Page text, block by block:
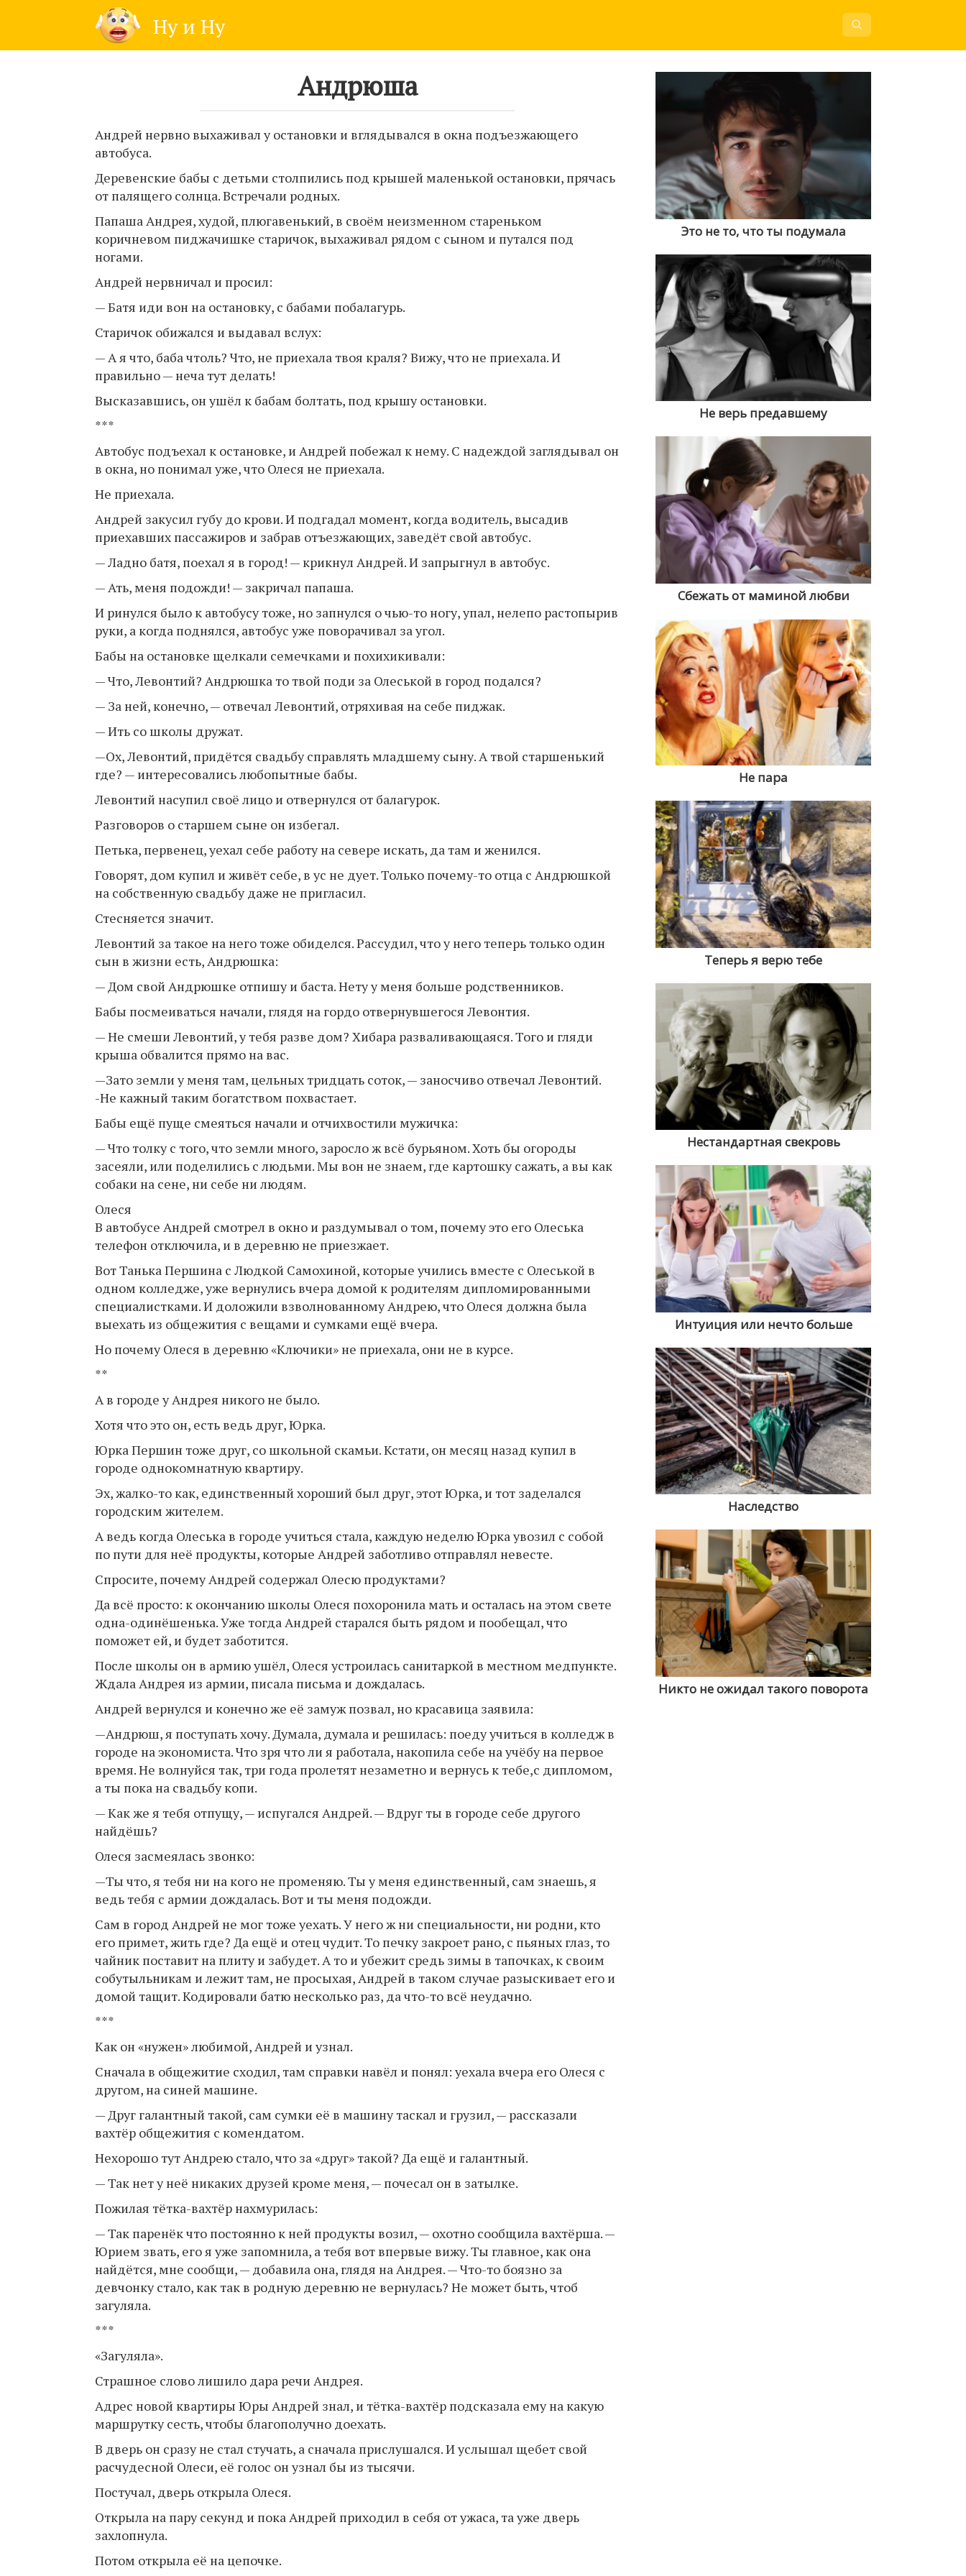
Ну и Ну
Андрюша
Андрей нервно выхаживал у остановки и вглядывался в окна подъезжающего
автобуса.
Деревенские бабы с детьми столпились под крышей маленькой остановки, прячась
от палящего солнца. Встречали родных.
Папаша Андрея, худой, плюгавенький, в своём неизменном стареньком
коричневом пиджачишке старичок, выхаживал рядом с сыном и путался под
ногами.
Андрей нервничал и просил:
— Батя иди вон на остановку, с бабами побалагурь.
Старичок обижался и выдавал вслух:
— А я что, баба чтоль? Что, не приехала твоя краля? Вижу, что не приехала. И
правильно — неча тут делать!
Высказавшись, он ушёл к бабам болтать, под крышу остановки.
***
Автобус подъехал к остановке, и Андрей побежал к нему. С надеждой заглядывал он
в окна, но понимал уже, что Олеся не приехала.
Не приехала.
Андрей закусил губу до крови. И подгадал момент, когда водитель, высадив
приехавших пассажиров и забрав отъезжающих, заведёт свой автобус.
— Ладно батя, поехал я в город! — крикнул Андрей. И запрыгнул в автобус.
— Ать, меня подожди! — закричал папаша.
И ринулся было к автобусу тоже, но запнулся о чью-то ногу, упал, нелепо растопырив
руки, а когда поднялся, автобус уже поворачивал за угол.
Бабы на остановке щелкали семечками и похихикивали:
— Что, Левонтий? Андрюшка то твой поди за Олеськой в город подался?
— За ней, конечно, — отвечал Левонтий, отряхивая на себе пиджак.
— Ить со школы дружат.
—Ох, Левонтий, придётся свадьбу справлять младшему сыну. А твой старшенький
где? — интересовались любопытные бабы.
Левонтий насупил своё лицо и отвернулся от балагурок.
Разговоров о старшем сыне он избегал.
Петька, первенец, уехал себе работу на севере искать, да там и женился.
Говорят, дом купил и живёт себе, в ус не дует. Только почему-то отца с Андрюшкой
на собственную свадьбу даже не пригласил.
Стесняется значит.
Левонтий за такое на него тоже обиделся. Рассудил, что у него теперь только один
сын в жизни есть, Андрюшка:
— Дом свой Андрюшке отпишу и баста. Нету у меня больше родственников.
Бабы посмеиваться начали, глядя на гордо отвернувшегося Левонтия.
— Не смеши Левонтий, у тебя разве дом? Хибара разваливающаяся. Того и гляди
крыша обвалится прямо на вас.
—Зато земли у меня там, цельных тридцать соток, — заносчиво отвечал Левонтий.
-Не кажный таким богатством похвастает.
Бабы ещё пуще смеяться начали и отчихвостили мужичка:
— Что толку с того, что земли много, заросло ж всё бурьяном. Хоть бы огороды
засеяли, или поделились с людьми. Мы вон не знаем, где картошку сажать, а вы как
собаки на сене, ни себе ни людям.
Олеся
В автобусе Андрей смотрел в окно и раздумывал о том, почему это его Олеська
телефон отключила, и в деревню не приезжает.
Вот Танька Першина с Людкой Самохиной, которые учились вместе с Олеськой в
одном колледже, уже вернулись вчера домой к родителям дипломированными
специалистками. И доложили взволнованному Андрею, что Олеся должна была
выехать из общежития с вещами и сумками ещё вчера.
Но почему Олеся в деревню «Ключики» не приехала, они не в курсе.
**
А в городе у Андрея никого не было.
Хотя что это он, есть ведь друг, Юрка.
Юрка Першин тоже друг, со школьной скамьи. Кстати, он месяц назад купил в
городе однокомнатную квартиру.
Эх, жалко-то как, единственный хороший был друг, этот Юрка, и тот заделался
городским жителем.
А ведь когда Олеська в городе учиться стала, каждую неделю Юрка увозил с собой
по пути для неё продукты, которые Андрей заботливо отправлял невесте.
Спросите, почему Андрей содержал Олесю продуктами?
Да всё просто: к окончанию школы Олеся похоронила мать и осталась на этом свете
одна-одинёшенька. Уже тогда Андрей старался быть рядом и пообещал, что
поможет ей, и будет заботится.
После школы он в армию ушёл, Олеся устроилась санитаркой в местном медпункте.
Ждала Андрея из армии, писала письма и дождалась.
Андрей вернулся и конечно же её замуж позвал, но красавица заявила:
—Андрюш, я поступать хочу. Думала, думала и решилась: поеду учиться в колледж в
городе на экономиста. Что зря что ли я работала, накопила себе на учёбу на первое
время. Не волнуйся так, три года пролетят незаметно и вернусь к тебе,с дипломом,
а ты пока на свадьбу копи.
— Как же я тебя отпущу, — испугался Андрей. — Вдруг ты в городе себе другого
найдёшь?
Олеся засмеялась звонко:
—Ты что, я тебя ни на кого не променяю. Ты у меня единственный, сам знаешь, я
ведь тебя с армии дождалась. Вот и ты меня подожди.
Сам в город Андрей не мог тоже уехать. У него ж ни специальности, ни родни, кто
его примет, жить где? Да ещё и отец чудит. То печку закроет рано, с пьяных глаз, то
чайник поставит на плиту и забудет. А то и убежит средь зимы в тапочках, к своим
собутыльникам и лежит там, не просыхая, Андрей в таком случае разыскивает его и
домой тащит. Кодировали батю несколько раз, да что-то всё неудачно.
***
Как он «нужен» любимой, Андрей и узнал.
Сначала в общежитие сходил, там справки навёл и понял: уехала вчера его Олеся с
другом, на синей машине.
— Друг галантный такой, сам сумки её в машину таскал и грузил, — рассказали
вахтёр общежития с комендатом.
Нехорошо тут Андрею стало, что за «друг» такой? Да ещё и галантный.
— Так нет у неё никаких друзей кроме меня, — почесал он в затылке.
Пожилая тётка-вахтёр нахмурилась:
— Так паренёк что постоянно к ней продукты возил, — охотно сообщила вахтёрша. —
Юрием звать, его я уже запомнила, а тебя вот впервые вижу. Ты главное, как она
найдётся, мне сообщи, — добавила она, глядя на Андрея. — Что-то боязно за
девчонку стало, как так в родную деревню не вернулась? Не может быть, чтоб
загуляла.
***
«Загуляла».
Страшное слово лишило дара речи Андрея.
Адрес новой квартиры Юры Андрей знал, и тётка-вахтёр подсказала ему на какую
маршрутку сесть, чтобы благополучно доехать.
В дверь он сразу не стал стучать, а сначала прислушался. И услышал щебет свой
расчудесной Олеси, её голос он узнал бы из тысячи.
Постучал, дверь открыла Олеся.
Открыла на пару секунд и пока Андрей приходил в себя от ужаса, та уже дверь
захлопнула.
Потом открыла её на цепочке.
Это не то, что ты подумала
Не верь предавшему
Сбежать от маминой любви
Не пара
Теперь я верю тебе
Нестандартная свекровь
Интуиция или нечто больше
Наследство
Никто не ожидал такого поворота